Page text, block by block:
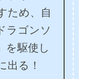
ため、自
ラゴンソ
を駆使し
出る！